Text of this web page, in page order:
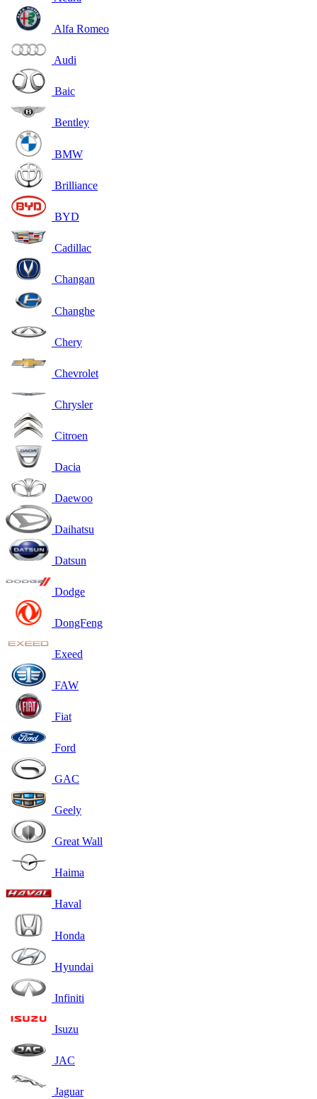
Alfa Romeo
Audi
Baic
Bentley
BMW
Brilliance
BYD
Cadillac
Changan
Changhe
Chery
Chevrolet
Chrysler
Citroen
Dacia
Daewoo
Daihatsu
Datsun
Dodge
DongFeng
Exeed
FAW
Fiat
Ford
GAC
Geely
Great Wall
Haima
Haval
Honda
Hyundai
Infiniti
Isuzu
JAC
Jaguar